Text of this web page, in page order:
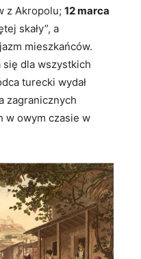
z Akropolu; 12 marca
skały”, a
mieszkańców.
się dla wszystkich
turecki wydał
zagranicznych
w owym czasie w